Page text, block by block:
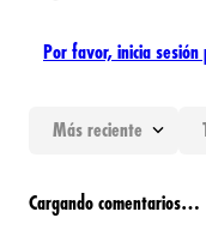
Por favor, inicia
Más reciente
Cargando comentarios…